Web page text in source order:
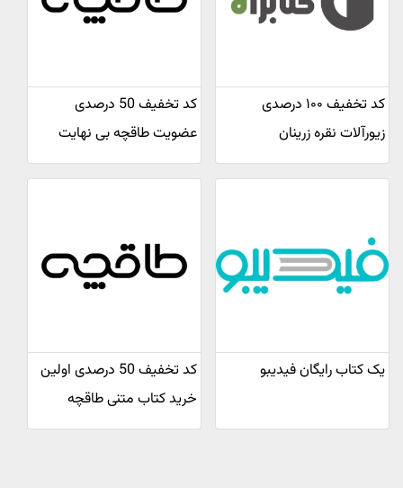
کد تخفیف ۱۰۰ درصدی
زیورآلات نقره زرینان
کد تخفیف 50 درصدی
عضویت طاقچه بی نهایت
یک کتاب رایگان فیدیبو
کد تخفیف 50 درصدی اولین
خرید کتاب متنی طاقچه